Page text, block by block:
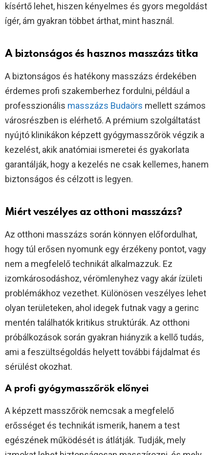
kísértő lehet, hiszen kényelmes és gyors megoldást
ígér, ám gyakran többet árthat, mint használ.
A biztonságos és hasznos masszázs titka
A biztonságos és hatékony masszázs érdekében
érdemes profi szakemberhez fordulni, például a
professzionális masszázs Budaörs mellett számos
városrészben is elérhető. A prémium szolgáltatást
nyújtó klinikákon képzett gyógymasszőrök végzik a
kezelést, akik anatómiai ismeretei és gyakorlata
garantálják, hogy a kezelés ne csak kellemes, hanem
biztonságos és célzott is legyen.
Miért veszélyes az otthoni masszázs?
Az otthoni masszázs során könnyen előfordulhat,
hogy túl erősen nyomunk egy érzékeny pontot, vagy
nem a megfelelő technikát alkalmazzuk. Ez
izomkárosodáshoz, vérömlenyhez vagy akár ízületi
problémákhoz vezethet. Különösen veszélyes lehet
olyan területeken, ahol idegek futnak vagy a gerinc
mentén találhatók kritikus struktúrák. Az otthoni
próbálkozások során gyakran hiányzik a kellő tudás,
ami a feszültségoldás helyett további fájdalmat és
sérülést okozhat.
A profi gyógymasszőrök előnyei
A képzett masszőrök nemcsak a megfelelő
erősséget és technikát ismerik, hanem a test
egészének működését is átlátják. Tudják, mely